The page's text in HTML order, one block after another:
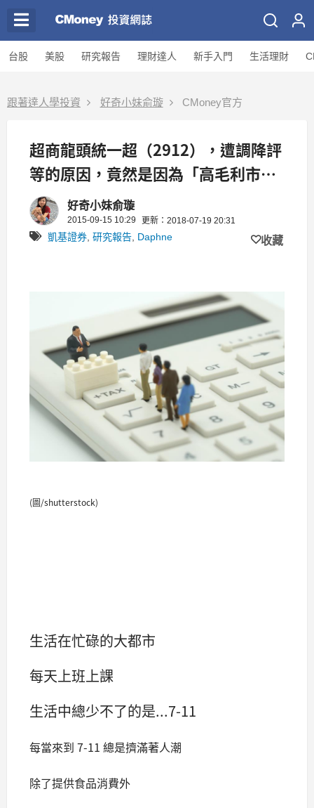
台股 美股 研究報告 理財達人 新手入門 生活理財
跟著達人學投資 好奇小妹俞璇 CMoney官方
超商龍頭統一超（2912），遭調降評
等的原因，竟然是因為「高毛利市
場」...太驚人了！
好奇小妹俞璇
2015-09-15 10:29 更新：2018-07-19 20:31
凱基證券 研究報告 Daphne 收藏
(圖/shutterstock)
生活在忙碌的大都市
每天上班上課
生活中總少不了的是...7-11
每當來到 7-11 總是擠滿著人潮
除了提供食品消費外